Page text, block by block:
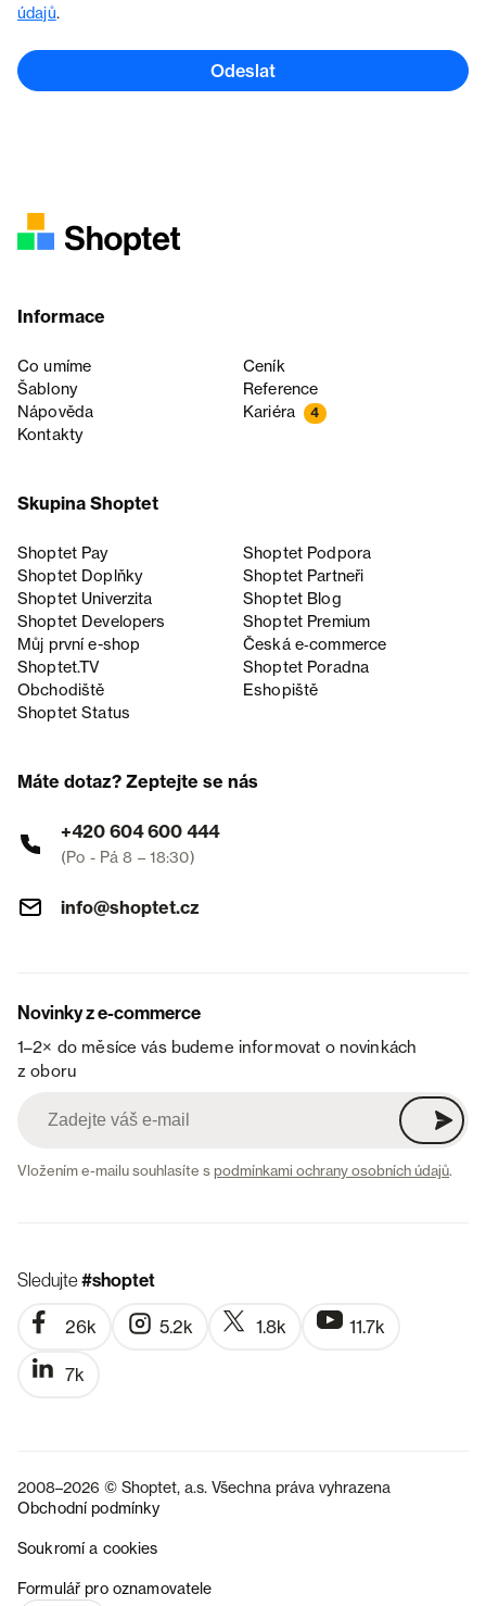
údajů.
Odeslat
Informace
Co umíme
Ceník
Šablony
Reference
Nápověda
Kariéra 4
Kontakty
Skupina Shoptet
Shoptet Pay
Shoptet Podpora
Shoptet Doplňky
Shoptet Partneři
Shoptet Univerzita
Shoptet Blog
Shoptet Developers
Shoptet Premium
Můj první e-shop
Česká e‑commerce
Shoptet.TV
Shoptet Poradna
Obchodiště
Eshopiště
Shoptet Status
Máte dotaz? Zeptejte se nás
+420 604 600 444
(Po - Pá 8 – 18:30)
info@shoptet.cz
Novinky z e-commerce
1–2× do měsíce vás budeme informovat o novinkách
z oboru
Vložením e-mailu souhlasíte spodmínkami ochrany osobních údajů.
Sledujte#shoptet
26k 5.2k 1.8k 11.7k
7k
2008–2026 © Shoptet, a.s. Všechna práva vyhrazena
Obchodní podmínky
Soukromí a cookies
Formulář pro oznamovatele